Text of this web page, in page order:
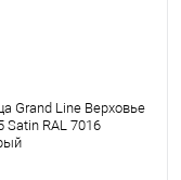
Grand Line Верховье
Satin RAL 7016